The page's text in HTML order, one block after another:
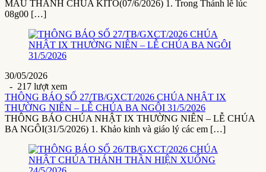
MÁU THÁNH CHÚA KITÔ(07/6/2026) 1. Trong Thánh lễ lúc
08g00 […]
30/05/2026
- 217 lượt xem
THÔNG BÁO SỐ 27/TB/GXCT/2026 CHÚA NHẬT IX
THƯỜNG NIÊN – LỄ CHÚA BA NGÔI 31/5/2026
THÔNG BÁO CHÚA NHẬT IX THƯỜNG NIÊN – LỄ CHÚA
BA NGÔI(31/5/2026) 1. Khảo kinh và giáo lý các em […]